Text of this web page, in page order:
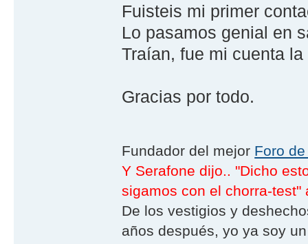
Fuisteis mi primer
Lo pasamos genial en
Traían, fue mi cuenta
Gracias por todo.
Fundador del mejor Foro
Y Serafone dijo.. "Dicho
sigamos con el chorra-test"
De los vestigios y
años después, yo ya soy